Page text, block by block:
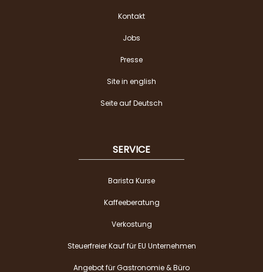
Kontakt
Jobs
Presse
Site in english
Seite auf Deutsch
SERVICE
Barista Kurse
Kaffeeberatung
Verkostung
Steuerfreier Kauf für EU Unternehmen
Angebot für Gastronomie & Büro